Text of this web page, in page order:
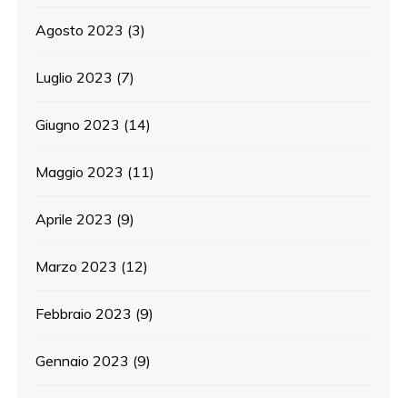
Agosto 2023 (3)
Luglio 2023 (7)
Giugno 2023 (14)
Maggio 2023 (11)
Aprile 2023 (9)
Marzo 2023 (12)
Febbraio 2023 (9)
Gennaio 2023 (9)